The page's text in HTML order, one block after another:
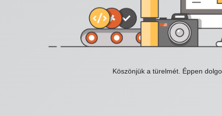
Köszönjük a türelmét. Éppen